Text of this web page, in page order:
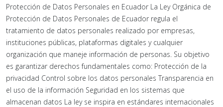
Protección de Datos Personales en Ecuador La Ley Orgánica de
Protección de Datos Personales de Ecuador regula el
tratamiento de datos personales realizado por empresas,
instituciones públicas, plataformas digitales y cualquier
organización que maneje información de personas. Su objetivo
es garantizar derechos fundamentales como: Protección de la
privacidad Control sobre los datos personales Transparencia en
el uso de la información Seguridad en los sistemas que
almacenan datos La ley se inspira en estándares internacionales